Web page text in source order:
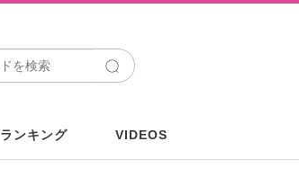
ランキング VIDEOS